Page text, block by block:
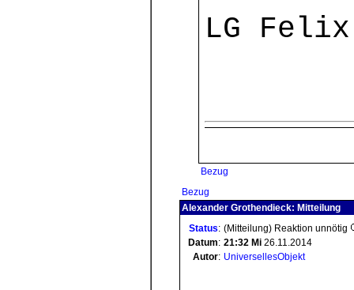
LG Felix
Bezug
Bezug
Alexander Grothendieck: Mitteilung
Status: (Mitteilung) Reaktion unnötig
Datum: 21:32 Mi 26.11.2014
Autor: UniversellesObjekt